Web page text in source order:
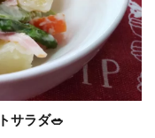
サラダ🥗